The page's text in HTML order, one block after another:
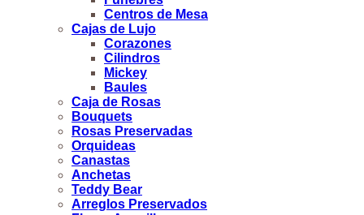
Centros de Mesa
Cajas de Lujo
Corazones
Cilindros
Mickey
Baules
Caja de Rosas
Bouquets
Rosas Preservadas
Orquideas
Canastas
Anchetas
Teddy Bear
Arreglos Preservados